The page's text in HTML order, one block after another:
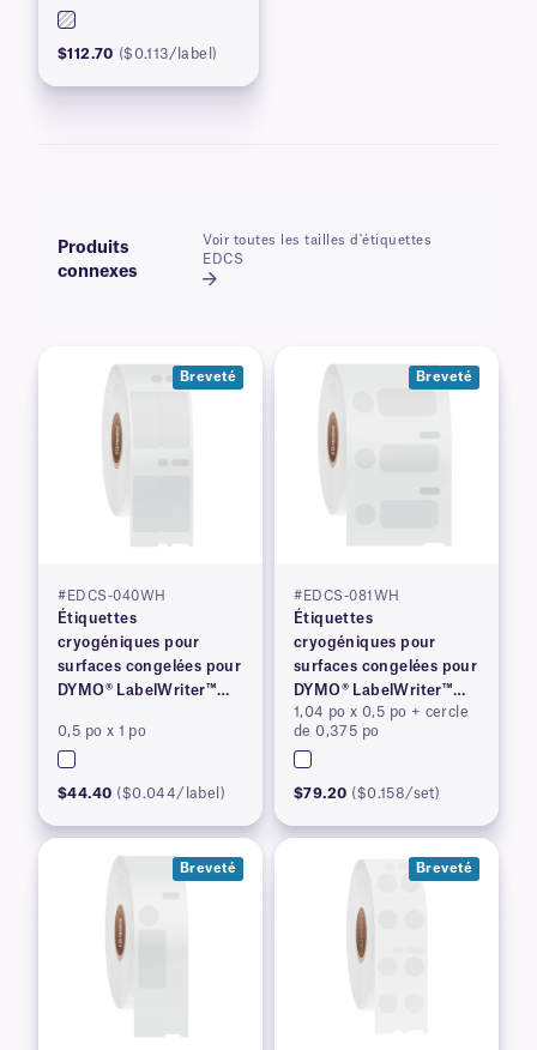
instance
$112.70 ($0.113/label)
Produits
connexes
Voir toutes les tailles d'étiquettes
EDCS
Breveté
#EDCS-040WH
Étiquettes
cryogéniques pour
surfaces congelées pour
DYMO® LabelWriter™
0,5 po x 1 po
$44.40 ($0.044/label)
Breveté
#EDCS-081WH
Étiquettes
cryogéniques pour
surfaces congelées pour
DYMO® LabelWriter™
série 450, brevetées
1,04 po x 0,5 po + cercle
de 0,375 po
$79.20 ($0.158/set)
Breveté Breveté